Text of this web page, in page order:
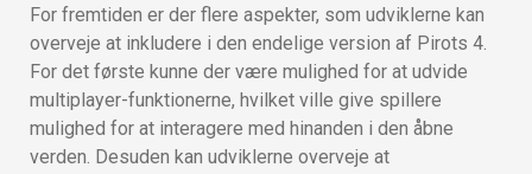
For fremtiden er der flere aspekter, som udviklerne kan
overveje at inkludere i den endelige version af Pirots 4.
For det første kunne der være mulighed for at udvide
multiplayer-funktionerne, hvilket ville give spillere
mulighed for at interagere med hinanden i den åbne
verden. Desuden kan udviklerne overveje at